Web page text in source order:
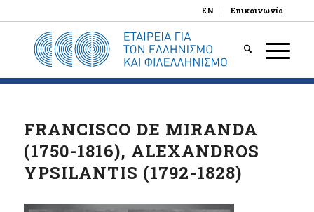
EN Επικοινωνία
FRANCISCO DE MIRANDA
(1750-1816), ALEXANDROS
YPSILANTIS (1792-1828)